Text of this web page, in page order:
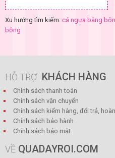
Xu hướng tìm kiếm: cá ngựa bằng
bông
HỖ TRỢ KHÁCH HÀNG
Chính sách thanh toán
Chính sách vận chuyển
Chính sách kiểm hàng, đổi trả,
Chính sách bảo hành
Chính sách bảo mật
VỀ QUADAYROI.COM